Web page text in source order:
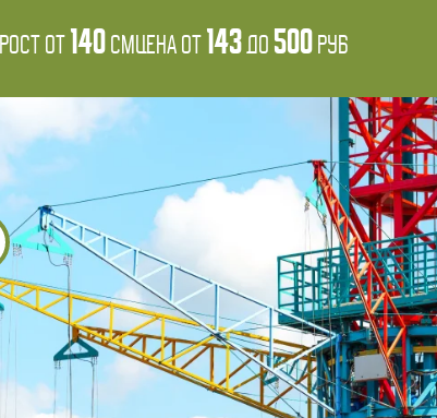
Рост от 140смЦена от 143до 500руб